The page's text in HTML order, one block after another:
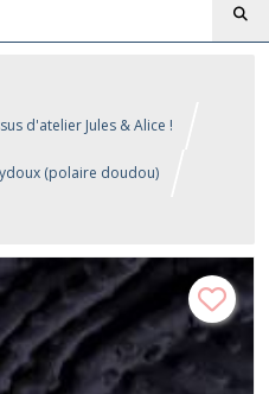
d'atelier Jules & Alice !
(polaire doudou)